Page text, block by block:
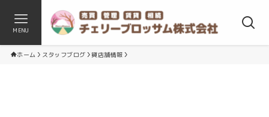
MENU
ホーム スタッフブログ 貸店舗情報